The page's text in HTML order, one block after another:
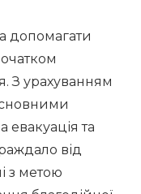
допомагати
З урахуванням
та
від
з метою